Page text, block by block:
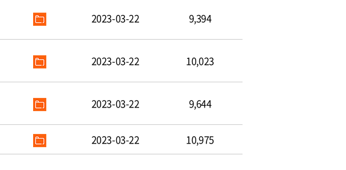
2023-03-22 9,394
2023-03-22 10,023
2023-03-22 9,644
2023-03-22 10,975